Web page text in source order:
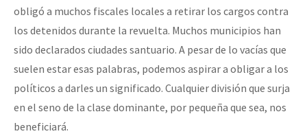
obligó a muchos fiscales locales a retirar los cargos contra
los detenidos durante la revuelta. Muchos municipios han
sido declarados ciudades santuario. A pesar de lo vacías que
suelen estar esas palabras, podemos aspirar a obligar a los
políticos a darles un significado. Cualquier división que surja
en el seno de la clase dominante, por pequeña que sea, nos
beneficiará.